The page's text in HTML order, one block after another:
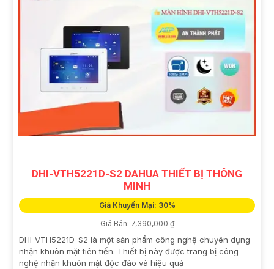
DHI-VTH5221D-S2 DAHUA THIẾT BỊ THÔNG
MINH
Giá Khuyến Mại: 30%
Giá Bán: 7,390,000 ₫
DHI-VTH5221D-S2 là một sản phẩm công nghệ chuyên dụng
nhận khuôn mặt tiên tiến. Thiết bị này được trang bị công
nghệ nhận khuôn mặt độc đáo và hiệu quả